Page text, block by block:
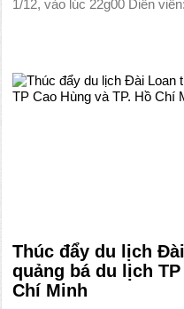
1/12, vào lúc 22g00 Diễn
Thúc đẩy du lịch
quảng bá du lịch TP
Chí Minh